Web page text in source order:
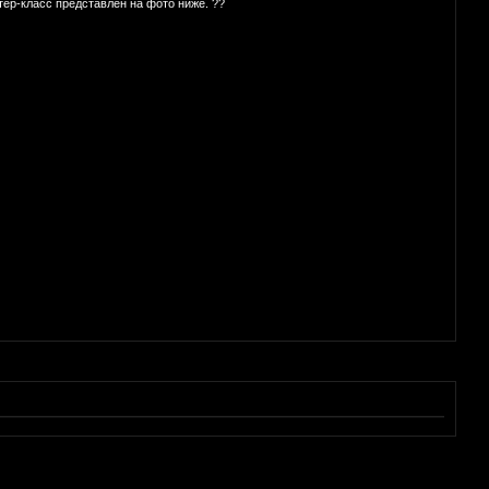
класс представлен на фото ниже. ??